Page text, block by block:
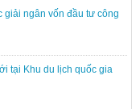
giải ngân vốn đầu tư công
tại Khu du lịch quốc gia